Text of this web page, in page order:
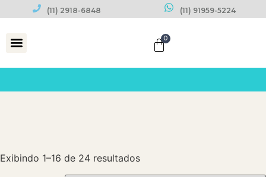
(11) 2918-6848 (11) 91959-5224
0
Exibindo 1–16 de 24 resultados